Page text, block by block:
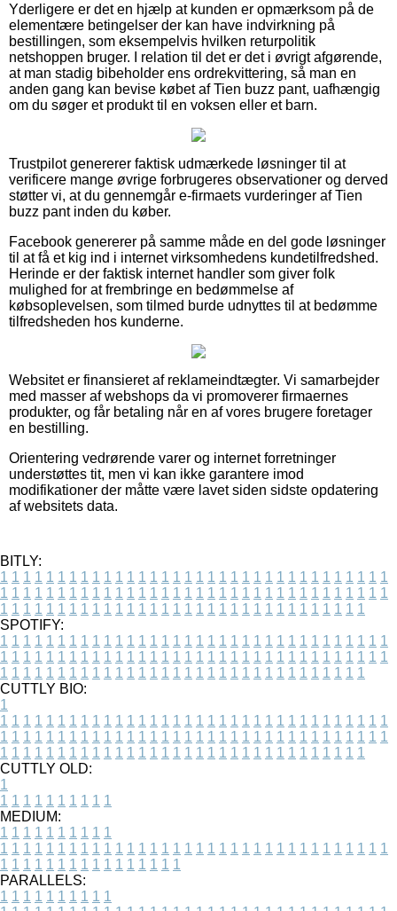
Yderligere er det en hjælp at kunden er opmærksom på de
elementære betingelser der kan have indvirkning på
bestillingen, som eksempelvis hvilken returpolitik
netshoppen bruger. I relation til det er det i øvrigt afgørende,
at man stadig bibeholder ens ordrekvittering, så man en
anden gang kan bevise købet af Tien buzz pant, uafhængig
om du søger et produkt til en voksen eller et barn.
Trustpilot genererer faktisk udmærkede løsninger til at
verificere mange øvrige forbrugeres observationer og derved
støtter vi, at du gennemgår e-firmaets vurderinger af Tien
buzz pant inden du køber.
Facebook genererer på samme måde en del gode løsninger
til at få et kig ind i internet virksomhedens kundetilfredshed.
Herinde er der faktisk internet handler som giver folk
mulighed for at frembringe en bedømmelse af
købsoplevelsen, som tilmed burde udnyttes til at bedømme
tilfredsheden hos kunderne.
Websitet er finansieret af reklameindtægter. Vi samarbejder
med masser af webshops da vi promoverer firmaernes
produkter, og får betaling når en af vores brugere foretager
en bestilling.
Orientering vedrørende varer og internet forretninger
understøttes tit, men vi kan ikke garantere imod
modifikationer der måtte være lavet siden sidste opdatering
af websitets data.
BITLY:
1 1 1 1 1 1 1 1 1 1 1 1 1 1 1 1 1 1 1 1 1 1 1 1 1 1 1 1 1 1 1 1 1 1
1 1 1 1 1 1 1 1 1 1 1 1 1 1 1 1 1 1 1 1 1 1 1 1 1 1 1 1 1 1 1 1 1 1
1 1 1 1 1 1 1 1 1 1 1 1 1 1 1 1 1 1 1 1 1 1 1 1 1 1 1 1 1 1 1 1
SPOTIFY:
1 1 1 1 1 1 1 1 1 1 1 1 1 1 1 1 1 1 1 1 1 1 1 1 1 1 1 1 1 1 1 1 1 1
1 1 1 1 1 1 1 1 1 1 1 1 1 1 1 1 1 1 1 1 1 1 1 1 1 1 1 1 1 1 1 1 1 1
1 1 1 1 1 1 1 1 1 1 1 1 1 1 1 1 1 1 1 1 1 1 1 1 1 1 1 1 1 1 1 1
CUTTLY BIO:
1
1 1 1 1 1 1 1 1 1 1 1 1 1 1 1 1 1 1 1 1 1 1 1 1 1 1 1 1 1 1 1 1 1 1
1 1 1 1 1 1 1 1 1 1 1 1 1 1 1 1 1 1 1 1 1 1 1 1 1 1 1 1 1 1 1 1 1 1
1 1 1 1 1 1 1 1 1 1 1 1 1 1 1 1 1 1 1 1 1 1 1 1 1 1 1 1 1 1 1 1
CUTTLY OLD:
1
1 1 1 1 1 1 1 1 1 1
MEDIUM:
1 1 1 1 1 1 1 1 1 1
1 1 1 1 1 1 1 1 1 1 1 1 1 1 1 1 1 1 1 1 1 1 1 1 1 1 1 1 1 1 1 1 1 1
1 1 1 1 1 1 1 1 1 1 1 1 1 1 1 1
PARALLELS:
1 1 1 1 1 1 1 1 1 1